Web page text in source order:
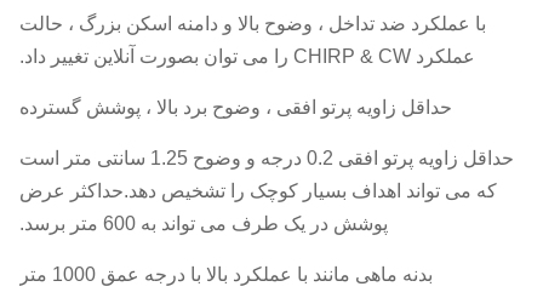
با عملکرد ضد تداخل ، وضوح بالا و دامنه اسکن بزرگ ، حالت
عملکرد CHIRP & CW را می توان بصورت آنلاین تغییر داد.
حداقل زاویه پرتو افقی ، وضوح برد بالا ، پوشش گسترده
حداقل زاویه پرتو افقی 0.2 درجه و وضوح 1.25 سانتی متر است
که می تواند اهداف بسیار کوچک را تشخیص دهد.حداکثر عرض
پوشش در یک طرف می تواند به 600 متر برسد.
بدنه ماهی مانند با عملکرد بالا با درجه عمق 1000 متر